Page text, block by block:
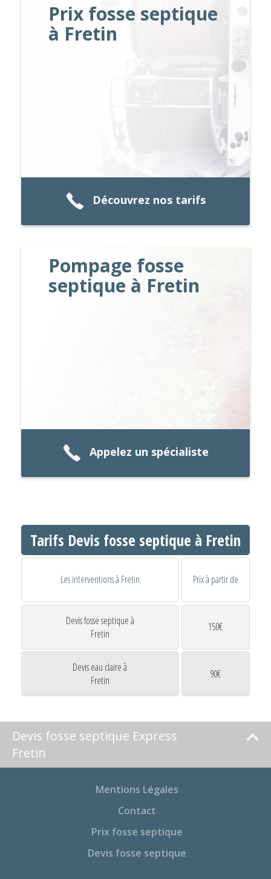
Prix fosse septique
à Fretin
Découvrez nos tarifs
Pompage fosse
septique à Fretin
Appelez un spécialiste
Tarifs Devis fosse septique à Fretin
Les interventions à Fretin Prix à partir de
Devis fosse septique à
Fretin
150€
Devis eau claire à
Fretin
90€
Devis fosse septique Express
Fretin
Mentions Légales
Contact
Prix fosse septique
Devis fosse septique